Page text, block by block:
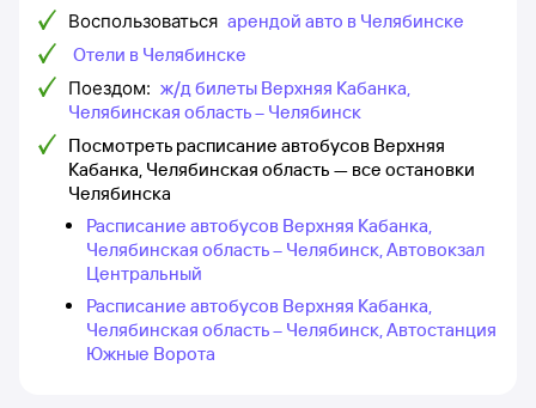
Воспользоваться арендой авто в Челябинске
Отели в Челябинске
Поездом: ж/д билеты Верхняя Кабанка,
Челябинская область – Челябинск
Посмотреть расписание автобусов Верхняя
Кабанка, Челябинская область — все остановки
Челябинска
Расписание автобусов Верхняя Кабанка,
Челябинская область – Челябинск, Автовокзал
Центральный
Расписание автобусов Верхняя Кабанка,
Челябинская область – Челябинск, Автостанция
Южные Ворота